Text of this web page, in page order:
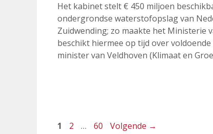
Het kabinet stelt € 450 miljoen
ondergrondse waterstofopslag van
Zuidwending; zo maakte het Ministerie
beschikt hiermee op tijd over
minister van Veldhoven (Klimaat en
Pagina
1 Pagina
2 … Pagina
60 Volgende →